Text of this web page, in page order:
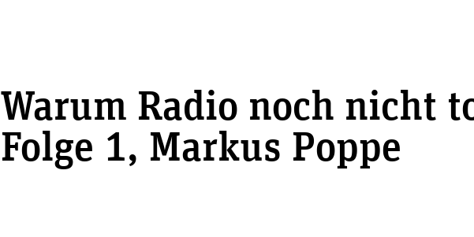
Warum Radio noch nicht
Folge 1, Markus Poppe